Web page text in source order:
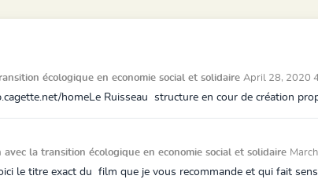
écologique en economie social et solidaire April 28, 2020
homeLe Ruisseau structure en cour de création
avec la transition écologique en economie social et solidaire
le titre exact du film que je vous recommande et qui fait